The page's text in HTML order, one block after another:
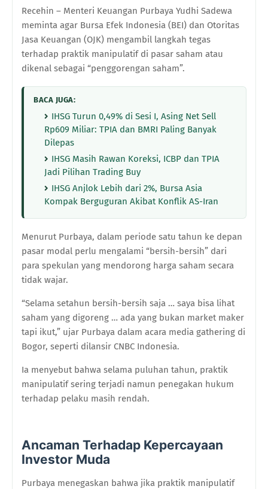
Recehin – Menteri Keuangan Purbaya Yudhi Sadewa
meminta agar Bursa Efek Indonesia (BEI) dan Otoritas
Jasa Keuangan (OJK) mengambil langkah tegas
terhadap praktik manipulatif di pasar saham atau
dikenal sebagai “penggorengan saham”.
BACA JUGA:
IHSG Turun 0,49% di Sesi I, Asing Net Sell
Rp609 Miliar: TPIA dan BMRI Paling Banyak
Dilepas
IHSG Masih Rawan Koreksi, ICBP dan TPIA
Jadi Pilihan Trading Buy
IHSG Anjlok Lebih dari 2%, Bursa Asia
Kompak Berguguran Akibat Konflik AS-Iran
Menurut Purbaya, dalam periode satu tahun ke depan
pasar modal perlu mengalami “bersih-bersih” dari
para spekulan yang mendorong harga saham secara
tidak wajar.
“Selama setahun bersih-bersih saja … saya bisa lihat
saham yang digoreng … ada yang bukan market maker
tapi ikut,” ujar Purbaya dalam acara media gathering di
Bogor, seperti dilansir CNBC Indonesia.
Ia menyebut bahwa selama puluhan tahun, praktik
manipulatif sering terjadi namun penegakan hukum
terhadap pelaku masih rendah.
Ancaman Terhadap Kepercayaan
Investor Muda
Purbaya menegaskan bahwa jika praktik manipulatif